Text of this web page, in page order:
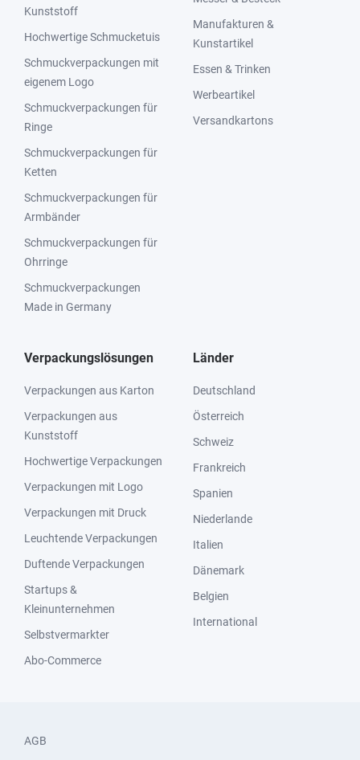
Kunststoff
Hochwertige Schmucketuis
Schmuckverpackungen mit
eigenem Logo
Schmuckverpackungen für
Ringe
Schmuckverpackungen für
Ketten
Schmuckverpackungen für
Armbänder
Schmuckverpackungen für
Ohrringe
Schmuckverpackungen
Made in Germany
Manufakturen &
Kunstartikel
Essen & Trinken
Werbeartikel
Versandkartons
Verpackungslösungen
Verpackungen aus Karton
Verpackungen aus
Kunststoff
Hochwertige Verpackungen
Verpackungen mit Logo
Verpackungen mit Druck
Leuchtende Verpackungen
Duftende Verpackungen
Startups &
Kleinunternehmen
Selbstvermarkter
Abo-Commerce
Länder
Deutschland
Österreich
Schweiz
Frankreich
Spanien
Niederlande
Italien
Dänemark
Belgien
International
AGB